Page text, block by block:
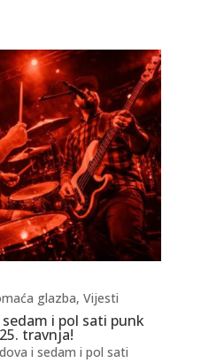
i pol sati punk
travnja!
glazba, Vijesti
i sedam i pol sati